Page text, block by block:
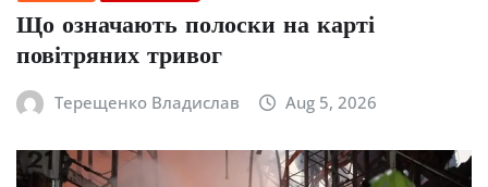
Що означають полоски на карті
повітряних тривог
Терещенко Владислав Aug 5, 2026